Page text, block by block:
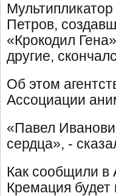
Петров,
«Крокодил
другие,
Об этом
Ассоциации
«Павел
сердца», -
Как сообщили в
Кремация